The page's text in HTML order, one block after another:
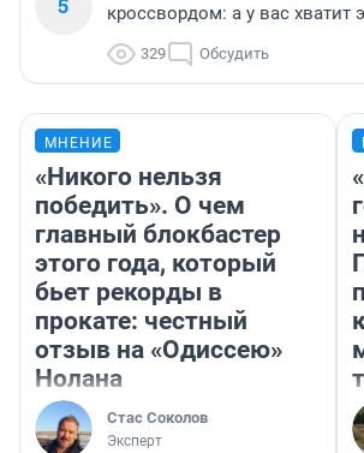
5
кроссвордом: а у вас хватит
329 Обсудить
МНЕНИЕ
«Никого нельзя
победить». О чем
главный блокбастер
этого года, который
бьет рекорды в
прокате: честный
отзыв на «Одиссею»
Нолана
Стас Соколов
Эксперт